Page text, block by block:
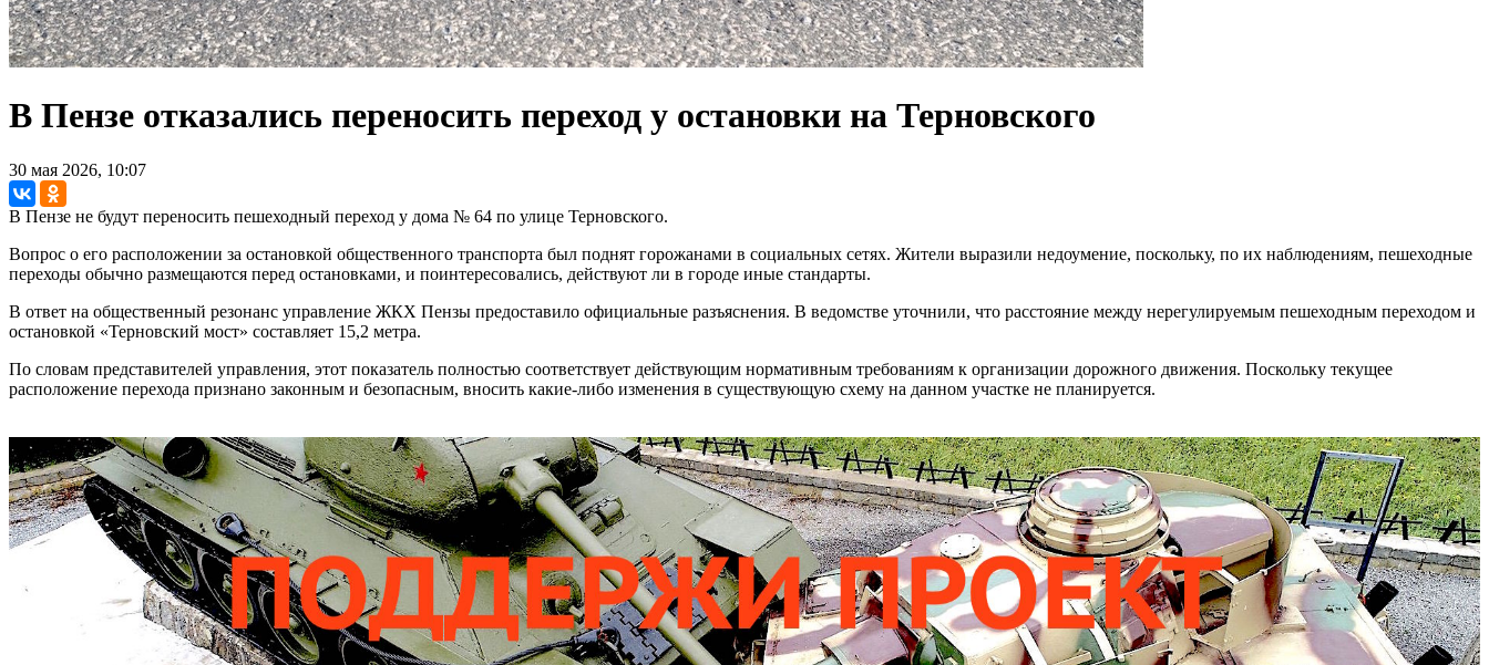
В Пензе отказались переносить переход у остановки на Терновского
30 мая 2026, 10:07
В Пензе не будут переносить пешеходный переход у дома № 64 по улице Терновского.
Вопрос о его расположении за остановкой общественного транспорта был поднят горожанами в социальных сетях. Жители выразили недоумение, поскольку, по их наблюдениям, пешеходные
переходы обычно размещаются перед остановками, и поинтересовались, действуют ли в городе иные стандарты.
В ответ на общественный резонанс управление ЖКХ Пензы предоставило официальные разъяснения. В ведомстве уточнили, что расстояние между нерегулируемым пешеходным переходом и
остановкой «Терновский мост» составляет 15,2 метра.
По словам представителей управления, этот показатель полностью соответствует действующим нормативным требованиям к организации дорожного движения. Поскольку текущее
расположение перехода признано законным и безопасным, вносить какие-либо изменения в существующую схему на данном участке не планируется.